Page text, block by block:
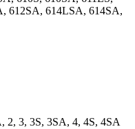
612SA, 614LSA, 614SA,
2, 3, 3S, 3SA, 4, 4S, 4SA